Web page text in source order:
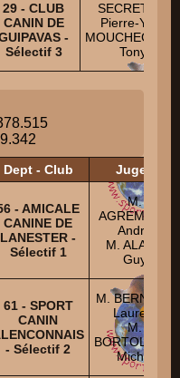
29 - CLUB
CANIN DE
-
Sélectif 3
SECRETAIN
Pierre-Yves
MOUCHEGHIAN
Tony
Dept - Club Juges
- AMICALE
CANINE DE
LANESTER -
Sélectif 1
M.
AGREMONT
André
M. ALART
Guy
61 - SPORT
CANIN
- Sélectif 2
M. BERNARD
Laurent
M.
BORTOLUZZI
Michel